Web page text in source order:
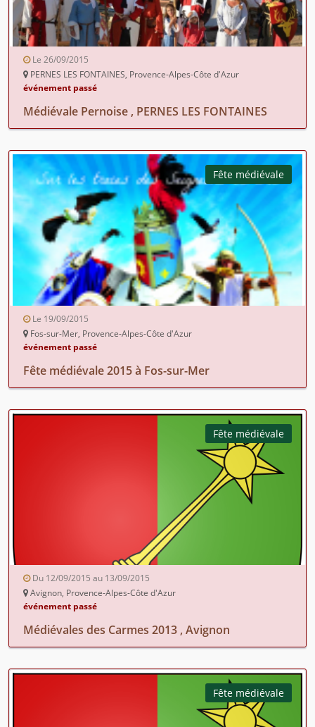
Le 26/09/2015
PERNES LES FONTAINES, Provence-Alpes-Côte d'Azur
événement passé
Médiévale Pernoise , PERNES LES FONTAINES
Fête médiévale
Le 19/09/2015
Fos-sur-Mer, Provence-Alpes-Côte d'Azur
événement passé
Fête médiévale 2015 à Fos-sur-Mer
Fête médiévale
Du 12/09/2015 au 13/09/2015
Avignon, Provence-Alpes-Côte d'Azur
événement passé
Médiévales des Carmes 2013 , Avignon
Fête médiévale